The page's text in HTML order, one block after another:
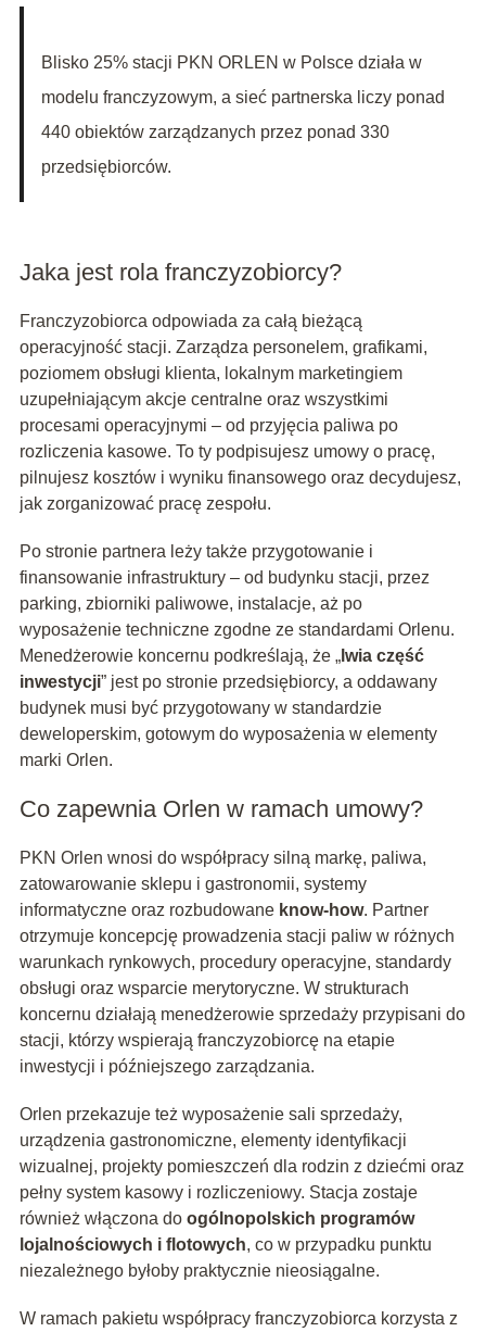
Blisko 25% stacji PKN ORLEN w Polsce działa w
modelu franczyzowym, a sieć partnerska liczy ponad
440 obiektów zarządzanych przez ponad 330
przedsiębiorców.
Jaka jest rola franczyzobiorcy?
Franczyzobiorca odpowiada za całą bieżącą
operacyjność stacji. Zarządza personelem, grafikami,
poziomem obsługi klienta, lokalnym marketingiem
uzupełniającym akcje centralne oraz wszystkimi
procesami operacyjnymi – od przyjęcia paliwa po
rozliczenia kasowe. To ty podpisujesz umowy o pracę,
pilnujesz kosztów i wyniku finansowego oraz decydujesz,
jak zorganizować pracę zespołu.
Po stronie partnera leży także przygotowanie i
finansowanie infrastruktury – od budynku stacji, przez
parking, zbiorniki paliwowe, instalacje, aż po
wyposażenie techniczne zgodne ze standardami Orlenu.
Menedżerowie koncernu podkreślają, że „lwia część
inwestycji” jest po stronie przedsiębiorcy, a oddawany
budynek musi być przygotowany w standardzie
deweloperskim, gotowym do wyposażenia w elementy
marki Orlen.
Co zapewnia Orlen w ramach umowy?
PKN Orlen wnosi do współpracy silną markę, paliwa,
zatowarowanie sklepu i gastronomii, systemy
informatyczne oraz rozbudowane know-how. Partner
otrzymuje koncepcję prowadzenia stacji paliw w różnych
warunkach rynkowych, procedury operacyjne, standardy
obsługi oraz wsparcie merytoryczne. W strukturach
koncernu działają menedżerowie sprzedaży przypisani do
stacji, którzy wspierają franczyzobiorcę na etapie
inwestycji i późniejszego zarządzania.
Orlen przekazuje też wyposażenie sali sprzedaży,
urządzenia gastronomiczne, elementy identyfikacji
wizualnej, projekty pomieszczeń dla rodzin z dziećmi oraz
pełny system kasowy i rozliczeniowy. Stacja zostaje
również włączona do ogólnopolskich programów
lojalnościowych i flotowych, co w przypadku punktu
niezależnego byłoby praktycznie nieosiągalne.
W ramach pakietu współpracy franczyzobiorca korzysta z